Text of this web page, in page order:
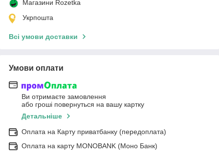
Магазини Rozetka
Укрпошта
Всі умови доставки
Умови оплати
Ви отримаєте замовлення
або гроші повернуться на вашу картку
Детальніше
Оплата на Карту приватбанку (передоплата)
Оплата на карту MONOBANK (Моно Банк)